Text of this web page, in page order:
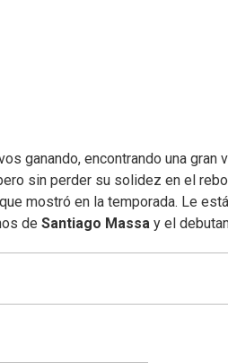
ganando, encontrando una gran
sin perder su solidez en el
mostró en la temporada. Le
de Santiago Massa y el